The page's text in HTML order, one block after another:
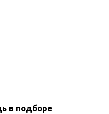
в подборе